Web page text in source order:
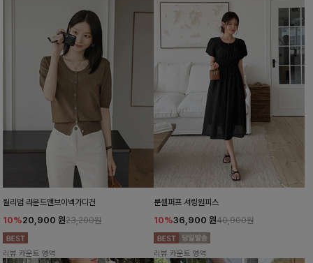
윌리덤 라운드앤브이넥가디건
10%20,900 원23,200원
리뷰 카운트 영역
룬셀퍼프 셔링원피스
10%36,900 원40,900원
리뷰 카운트 영역